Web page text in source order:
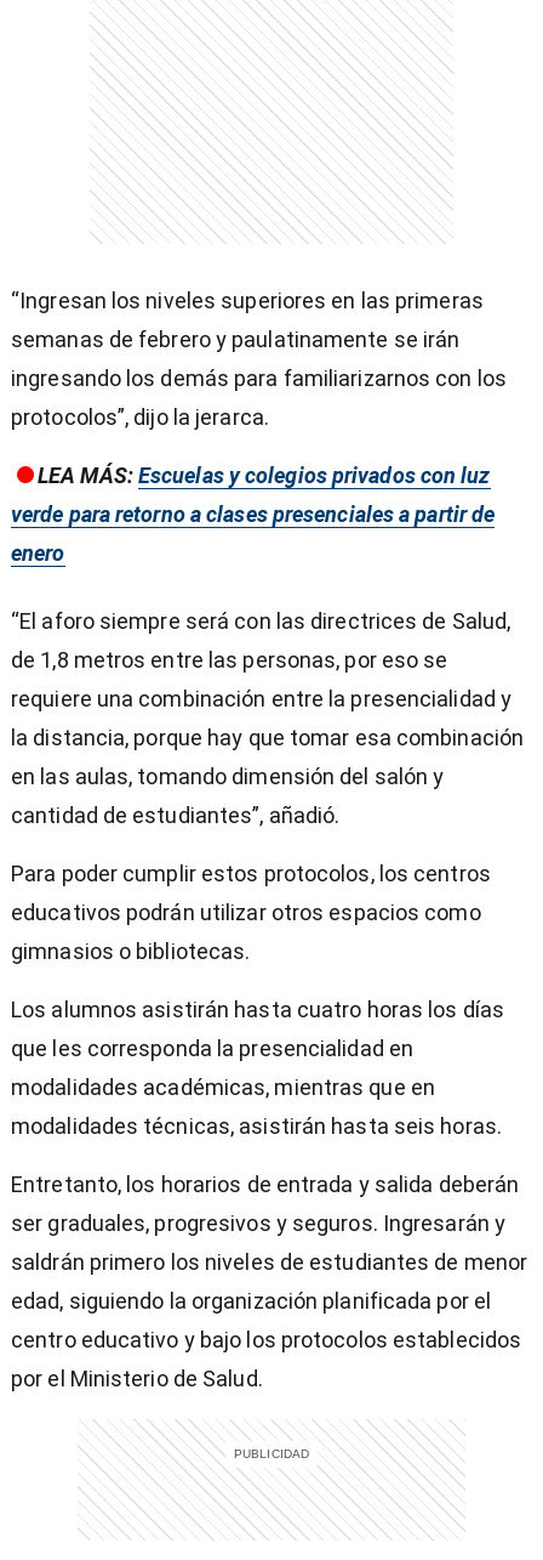
“Ingresan los niveles superiores en las primeras
semanas de febrero y paulatinamente se irán
ingresando los demás para familiarizarnos con los
protocolos”, dijo la jerarca.
LEA MÁS:Escuelas y colegios privados con luz
verde para retorno a clases presenciales a partir de
enero
“El aforo siempre será con las directrices de Salud,
de 1,8 metros entre las personas, por eso se
requiere una combinación entre la presencialidad y
la distancia, porque hay que tomar esa combinación
en las aulas, tomando dimensión del salón y
cantidad de estudiantes”, añadió.
Para poder cumplir estos protocolos, los centros
educativos podrán utilizar otros espacios como
gimnasios o bibliotecas.
Los alumnos asistirán hasta cuatro horas los días
que les corresponda la presencialidad en
modalidades académicas, mientras que en
modalidades técnicas, asistirán hasta seis horas.
Entretanto, los horarios de entrada y salida deberán
ser graduales, progresivos y seguros. Ingresarán y
saldrán primero los niveles de estudiantes de menor
edad, siguiendo la organización planificada por el
centro educativo y bajo los protocolos establecidos
por el Ministerio de Salud.